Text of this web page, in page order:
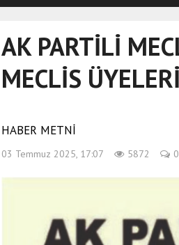
AK PARTİLİ
MECLİS
HABER METNİ
03 Temmuz 2025, 17:07 5872 0